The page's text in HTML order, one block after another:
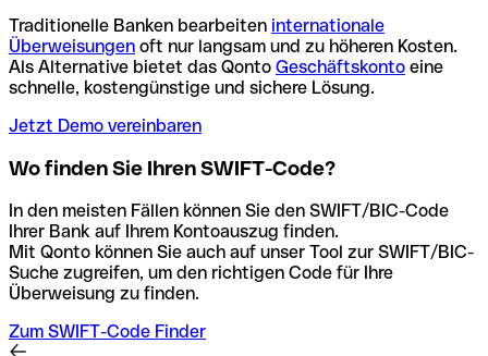
Traditionelle Banken bearbeiten internationale
Überweisungen oft nur langsam und zu höheren Kosten.
Als Alternative bietet das Qonto Geschäftskonto eine
schnelle, kostengünstige und sichere Lösung.
Jetzt Demo vereinbaren
Wo finden Sie Ihren SWIFT-Code?
In den meisten Fällen können Sie den SWIFT/BIC-Code
Ihrer Bank auf Ihrem Kontoauszug finden.
Mit Qonto können Sie auch auf unser Tool zur SWIFT/BIC-
Suche zugreifen, um den richtigen Code für Ihre
Überweisung zu finden.
Zum SWIFT-Code Finder